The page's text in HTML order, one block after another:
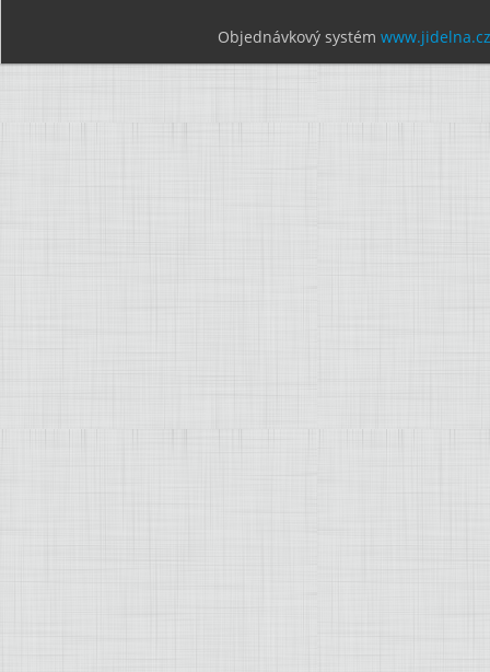
Objednávkový systém www.jidelna.cz